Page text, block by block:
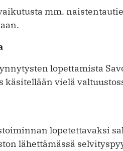
mm.
lopettamista
käsitellään vielä
lopetettavaksi
lähettämässä